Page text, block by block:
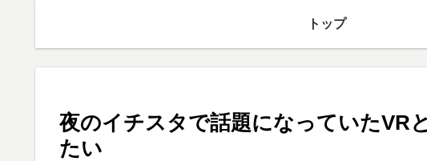
トップ
夜のイチスタで話題になっていたVR
たい